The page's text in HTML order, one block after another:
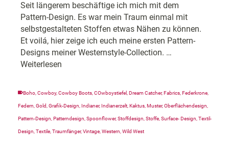
Seit längerem beschäftige ich mich mit dem
Pattern-Design. Es war mein Traum einmal mit
selbstgestalteten Stoffen etwas Nähen zu können.
Et voilá, hier zeige ich euch meine ersten Pattern-
Designs meiner Westernstyle-Collection. …
Weiterlesen
Boho Cowboy, Cowboy Boots COwboystiefel Dream Catcher,Fabrics Federkrone
Federn Gold Grafik-Design Indianer,Indianerzelt Kaktus Muster,Oberflächendesign
Pattern-Design Patterndesign Spoonflower,Stoffdesign Stoffe Surface- Design Textil-
Design Textile Traumfänger,Vintage Western Wild West